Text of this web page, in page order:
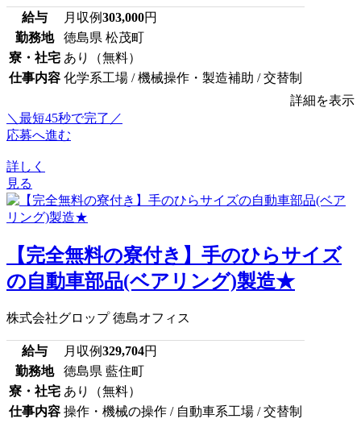
給与 月収例303,000円
勤務地
徳島県 松茂町
寮・社宅 あり（無料）
仕事内容 化学系工場 / 機械操作・製造補助 / 交替制
詳細を表示
＼最短45秒で完了／
応募へ進む
詳しく
見る
【完全無料の寮付き】手のひらサイズ
の自動車部品(ベアリング)製造★
株式会社グロップ 徳島オフィス
給与 月収例329,704円
勤務地
徳島県 藍住町
寮・社宅 あり（無料）
仕事内容 操作・機械の操作 / 自動車系工場 / 交替制